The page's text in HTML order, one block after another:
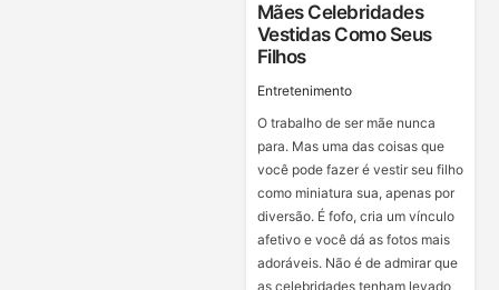
Mães Celebridades
Vestidas Como Seus
Filhos
Entretenimento
O trabalho de ser mãe nunca
para. Mas uma das coisas que
você pode fazer é vestir seu filho
como miniatura sua, apenas por
diversão. É fofo, cria um vínculo
afetivo e você dá as fotos mais
adoráveis. Não é de admirar que
as celebridades tenham levado